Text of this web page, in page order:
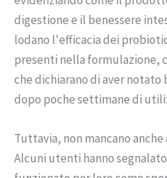
digestione e il benessere
lodano l'efficacia dei
presenti nella formulazione,
che dichiarano di aver
dopo poche settimane di
Tuttavia, non mancano
Alcuni utenti hanno